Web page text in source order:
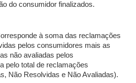
do consumidor finalizados.
à soma das reclamações
pelos consumidores mais as
não avaliadas pelos
pelo total de reclamações
Não Resolvidas e Não Avaliadas).